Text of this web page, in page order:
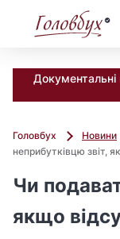
Документальні
Головбух Новини
неприбутківцю звіт,
Чи
якщо